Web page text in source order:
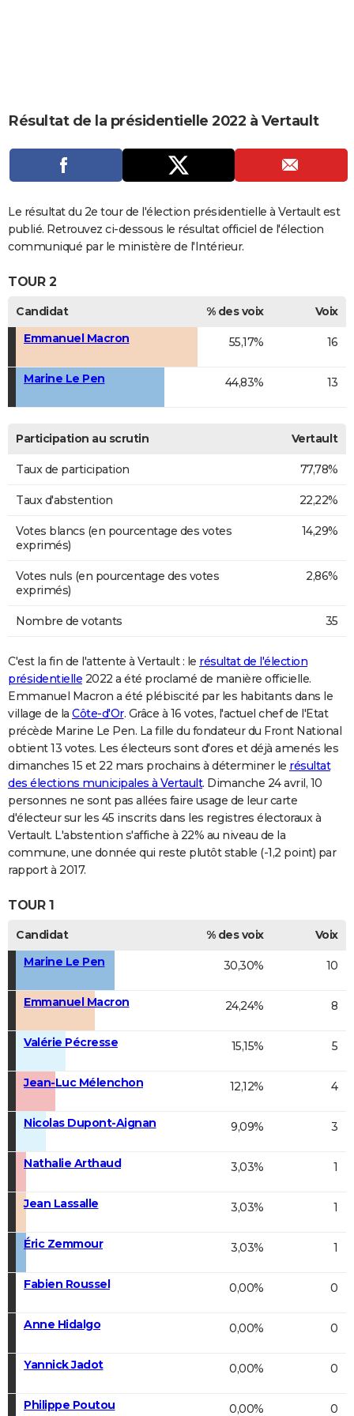
CARTE DE VOEUX
DICTIONNAIRE
Dictionnaire
Biographies
Expressions
Proverbes
PROGRAMME TV
COPAINS D'AVANT
Se connecter
Collèges
Universités
Entreprises
Service militaire
Avis de recherche
AVIS DE DÉCÈS
FORUM
Bricolage
Culture
Television
Voyage
Résultat de la présidentielle 2022 à Vertault
Le résultat du 2e tour de l'élection présidentielle à Vertault est
publié. Retrouvez ci-dessous le résultat officiel de l'élection
communiqué par le ministère de l'Intérieur.
TOUR 2
Candidat % des voix
Voix
Emmanuel Macron
55,17% 16
Marine Le Pen 44,83% 13
Participation au scrutin Vertault
Taux de participation 77,78%
Taux d'abstention 22,22%
Votes blancs (en pourcentage des votes
exprimés)
14,29%
Votes nuls (en pourcentage des votes
exprimés)
2,86%
Nombre de votants 35
C'est la fin de l'attente à Vertault : le résultat de l'élection
présidentielle 2022 a été proclamé de manière officielle.
Emmanuel Macron a été plébiscité par les habitants dans le
village de la Côte-d'Or. Grâce à 16 votes, l'actuel chef de l'Etat
précède Marine Le Pen. La fille du fondateur du Front National
obtient 13 votes. Les électeurs sont d'ores et déjà amenés les
dimanches 15 et 22 mars prochains à déterminer le résultat
des élections municipales à Vertault. Dimanche 24 avril, 10
personnes ne sont pas allées faire usage de leur carte
d'électeur sur les 45 inscrits dans les registres électoraux à
Vertault. L'abstention s'affiche à 22% au niveau de la
commune, une donnée qui reste plutôt stable (-1,2 point) par
rapport à 2017.
TOUR 1
Candidat % des voix
Voix
Marine Le Pen
30,30% 10
Emmanuel Macron 24,24% 8
Valérie Pécresse 15,15% 5
Jean-Luc Mélenchon 12,12% 4
Nicolas Dupont-Aignan 9,09% 3
Nathalie Arthaud 3,03% 1
Jean Lassalle 3,03% 1
Éric Zemmour 3,03% 1
Fabien Roussel 0,00% 0
Anne Hidalgo 0,00% 0
Yannick Jadot 0,00% 0
Philippe Poutou 0,00% 0